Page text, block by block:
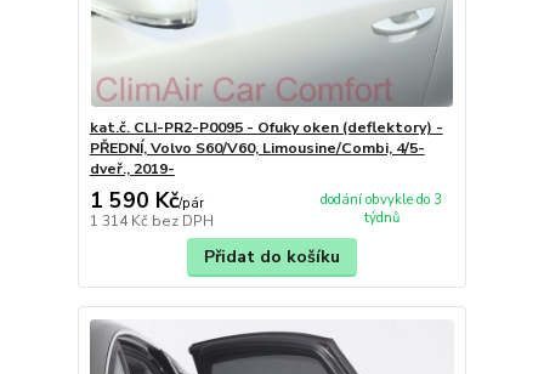
kat.č. CLI-PR2-P0095 - Ofuky oken (deflektory) -
PŘEDNÍ, Volvo S60/V60, Limousine/Combi, 4/5-
dveř., 2019-
1 590 Kč/pár
1 314 Kč bez DPH
dodání obvykle do 3
týdnů
Přidat do košíku